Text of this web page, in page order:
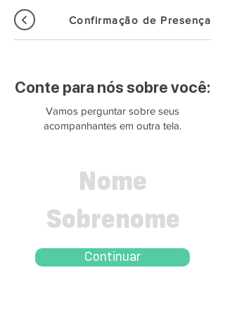
Confirmação de Presença
Conte para nós sobre você:
Vamos perguntar sobre seus
acompanhantes em outra tela.
Continuar